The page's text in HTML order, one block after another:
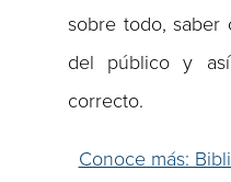
sobre todo, saber
del público y
correcto.
Conoce más: